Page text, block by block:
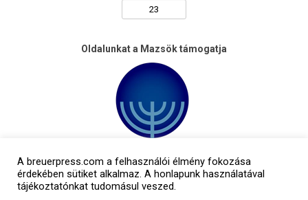
Oldalunkat a Mazsök támogatja
A breuerpress.com a felhasználói élmény fokozása
érdekében sütiket alkalmaz. A honlapunk használatával
tájékoztatónkat tudomásul veszed.